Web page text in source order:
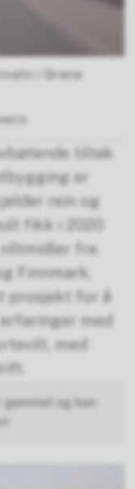
i Grane
tiltak
er
rein og
fikk i 2020
fra
Finnmark,
prosjekt for å
med
med
gammel og kan